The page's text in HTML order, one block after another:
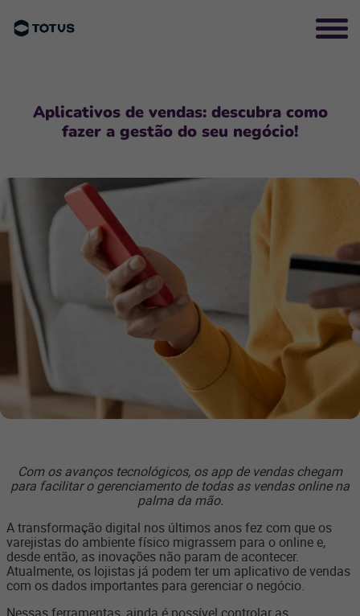
Aplicativos de vendas: descubra como
fazer a gestão do seu negócio!
Com os avanços tecnológicos, os app de vendas chegam
para facilitar o gerenciamento de todas as vendas online na
palma da mão.
A transformação digital nos últimos anos fez com que os
varejistas do ambiente físico migrassem para o online e,
desde então, as inovações não param de acontecer.
Atualmente, os lojistas já podem ter um aplicativo de vendas
com os dados importantes para gerenciar o negócio.